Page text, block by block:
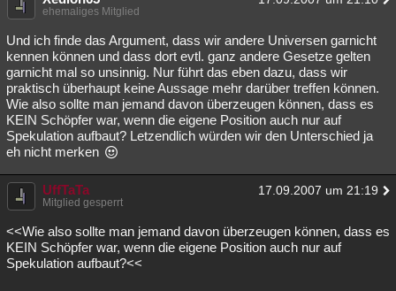
ehemaliges Mitglied
Und ich finde das Argument, dass wir andere Universen garnicht
kennen können und dass dort evtl. ganz andere Gesetze gelten
garnicht mal so unsinnig. Nur führt das eben dazu, dass wir
praktisch überhaupt keine Aussage mehr darüber treffen können.
Wie also sollte man jemand davon überzeugen können, dass es
KEIN Schöpfer war, wenn die eigene Position auch nur auf
Spekulation aufbaut? Letzendlich würden wir den Unterschied ja
eh nicht merken
UffTaTa 17.09.2007 um 21:19
Mitglied gesperrt
<<Wie also sollte man jemand davon überzeugen können, dass es
KEIN Schöpfer war, wenn die eigene Position auch nur auf
Spekulation aufbaut?<<